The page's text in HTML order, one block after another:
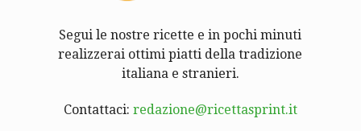
Segui le nostre ricette e in pochi minuti
realizzerai ottimi piatti della tradizione
italiana e stranieri.
Contattaci: redazione@ricettasprint.it